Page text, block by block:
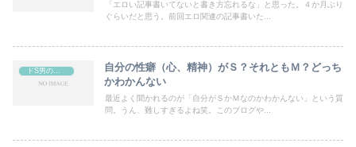
「エロい記事書いてないと書き方忘れるな」と思った。４か月ぶり
ぐらいだと思う。前回エロ関連の記事書いた...
ドS男の考え、思考（自分ではドSとは思ってはいない）
自分の性癖（心、精神）がＳ？それともＭ？どっち
かわかんない
最近よく聞かれるのが「自分がＳかＭなのかわかんない」という質
問。うん、難しすぎるよね笑。このブログや...